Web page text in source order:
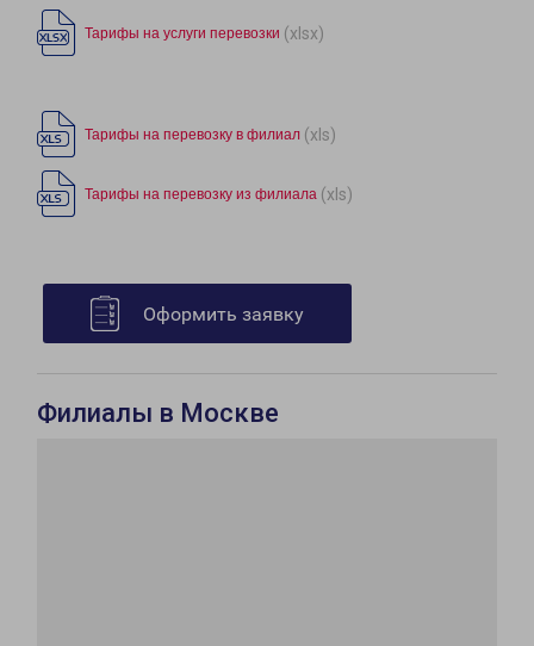
Тарифы на услуги перевозки (xlsx)
Тарифы на перевозку в филиал (xls)
Тарифы на перевозку из филиала (xls)
Оформить заявку
Филиалы в Москве